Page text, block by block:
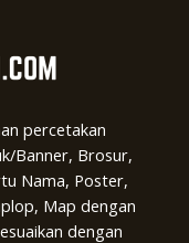
percetakan
Banner, Brosur,
Nama, Poster,
Map dengan
dengan